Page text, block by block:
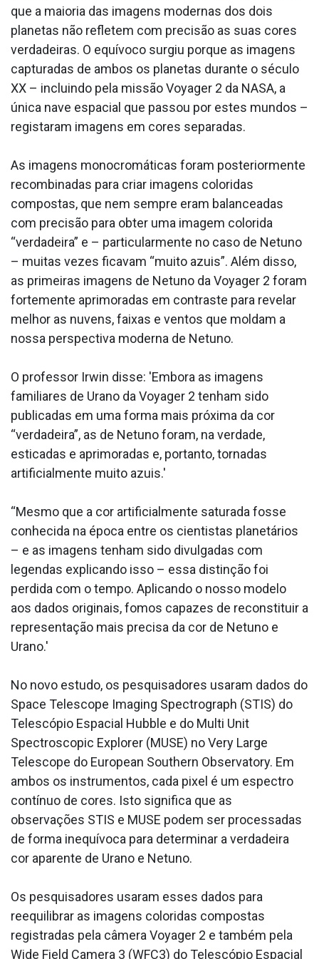
que a maioria das imagens modernas dos dois
planetas não refletem com precisão as suas cores
verdadeiras. O equívoco surgiu porque as imagens
capturadas de ambos os planetas durante o século
XX – incluindo pela missão Voyager 2 da NASA, a
única nave espacial que passou por estes mundos –
registaram imagens em cores separadas.
As imagens monocromáticas foram posteriormente
recombinadas para criar imagens coloridas
compostas, que nem sempre eram balanceadas
com precisão para obter uma imagem colorida
“verdadeira” e – particularmente no caso de Netuno
– muitas vezes ficavam “muito azuis”. Além disso,
as primeiras imagens de Netuno da Voyager 2 foram
fortemente aprimoradas em contraste para revelar
melhor as nuvens, faixas e ventos que moldam a
nossa perspectiva moderna de Netuno.
O professor Irwin disse: 'Embora as imagens
familiares de Urano da Voyager 2 tenham sido
publicadas em uma forma mais próxima da cor
“verdadeira”, as de Netuno foram, na verdade,
esticadas e aprimoradas e, portanto, tornadas
artificialmente muito azuis.'
“Mesmo que a cor artificialmente saturada fosse
conhecida na época entre os cientistas planetários
– e as imagens tenham sido divulgadas com
legendas explicando isso – essa distinção foi
perdida com o tempo. Aplicando o nosso modelo
aos dados originais, fomos capazes de reconstituir a
representação mais precisa da cor de Netuno e
Urano.'
No novo estudo, os pesquisadores usaram dados do
Space Telescope Imaging Spectrograph (STIS) do
Telescópio Espacial Hubble e do Multi Unit
Spectroscopic Explorer (MUSE) no Very Large
Telescope do European Southern Observatory. Em
ambos os instrumentos, cada pixel é um espectro
contínuo de cores. Isto significa que as
observações STIS e MUSE podem ser processadas
de forma inequívoca para determinar a verdadeira
cor aparente de Urano e Netuno.
Os pesquisadores usaram esses dados para
reequilibrar as imagens coloridas compostas
registradas pela câmera Voyager 2 e também pela
Wide Field Camera 3 (WFC3) do Telescópio Espacial